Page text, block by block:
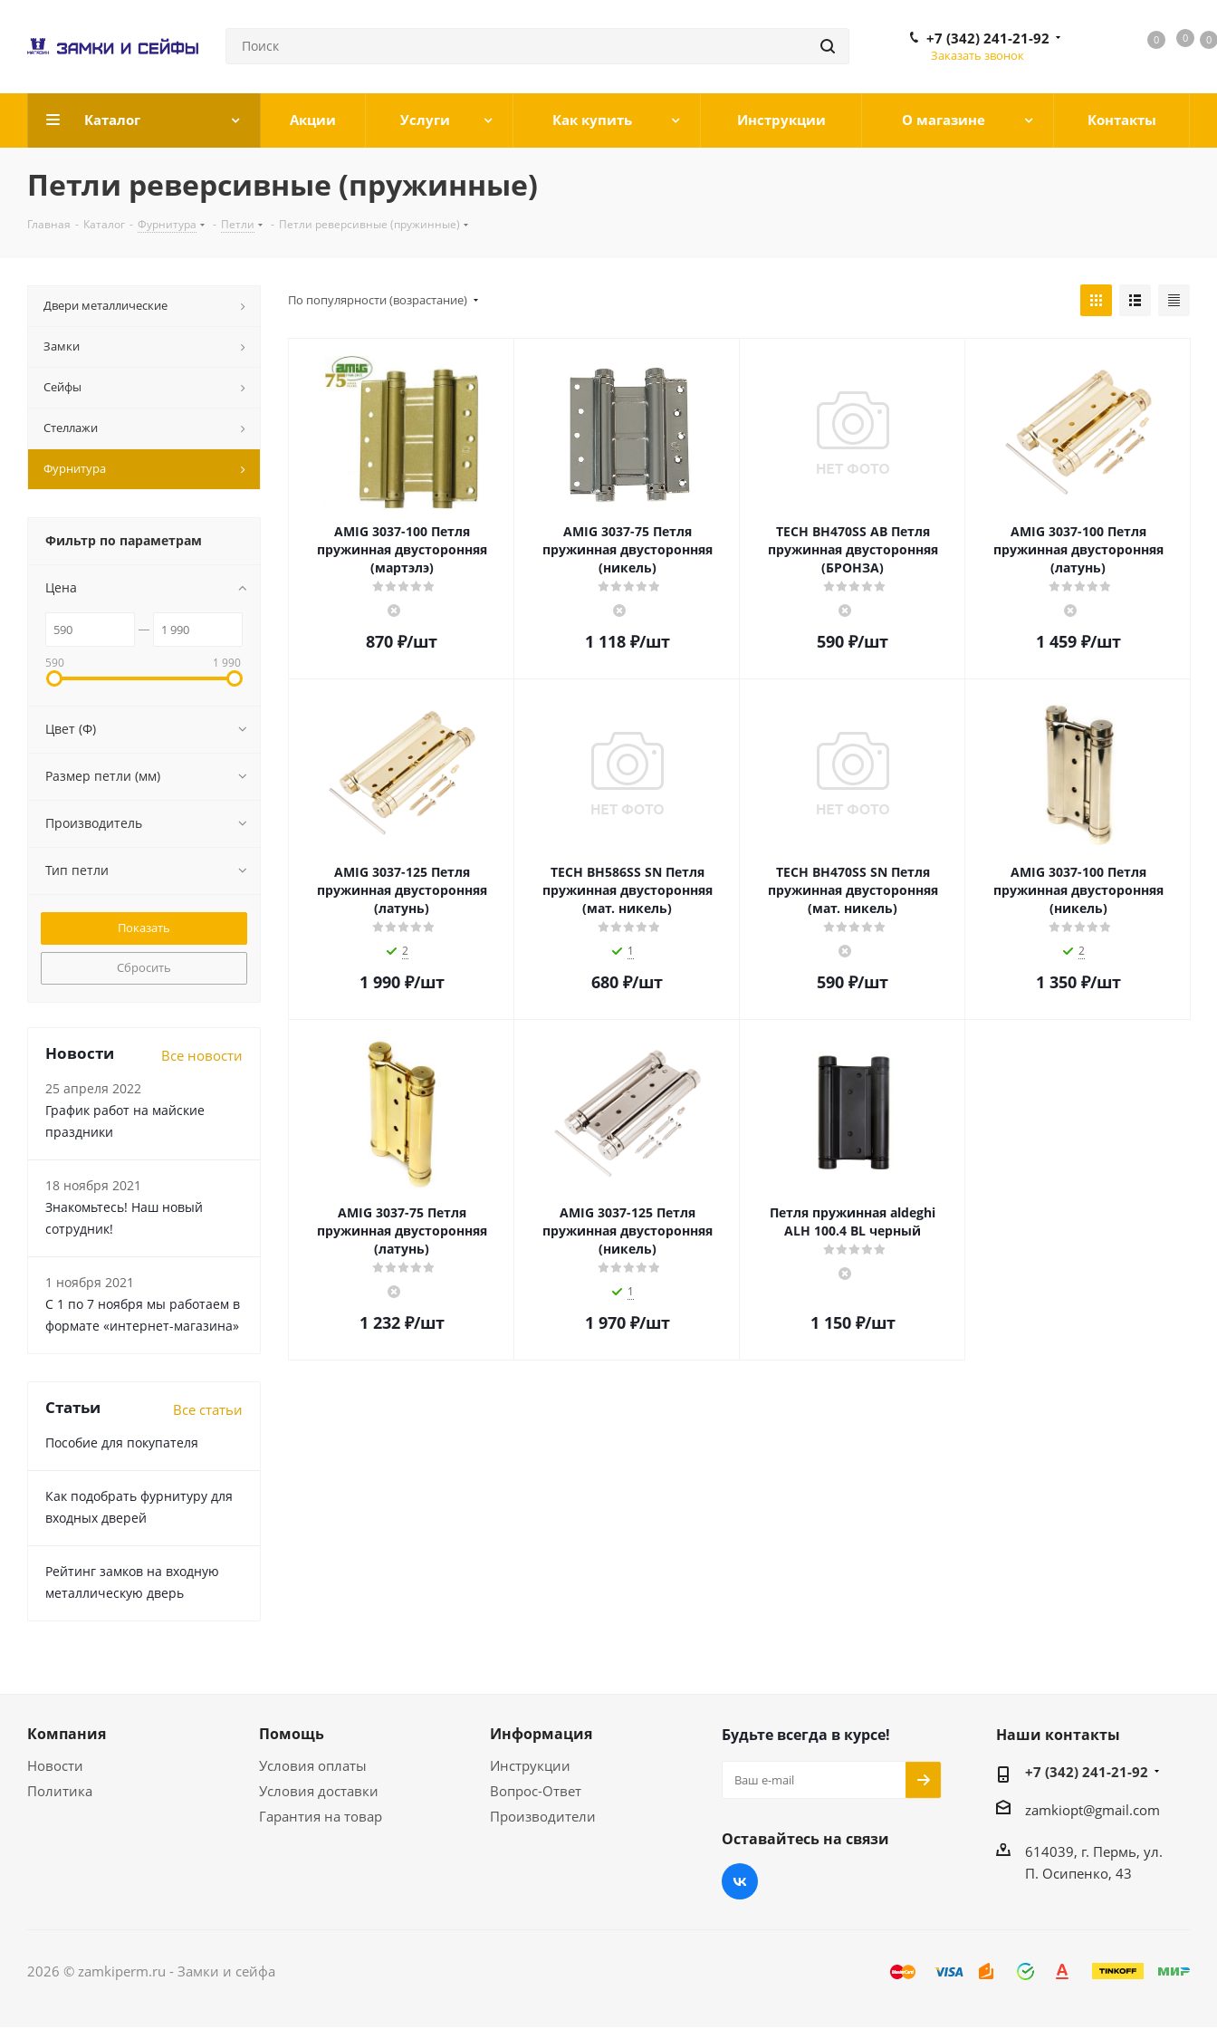
0 0 0
0
+7 (342) 241-21-92
Заказать звонок
Каталог Акции Услуги Как купить Инструкции О магазине Контакты
Петли реверсивные (пружинные)
Главная - Каталог - Фурнитура - Петли - Петли реверсивные (пружинные)
По популярности (возрастание)
AMIG 3037-100 Петля
пружинная двусторонняя
(мартэлэ)
870 ₽/шт
AMIG 3037-75 Петля
пружинная двусторонняя
(никель)
1 118₽/шт
TECH BH470SS AB Петля
пружинная двусторонняя
(БРОНЗА)
590 ₽/шт
AMIG 3037-100 Петля
пружинная двусторонняя
(латунь)
1 459₽/шт
AMIG 3037-125 Петля
пружинная двусторонняя
(латунь)
2
1 990₽/шт
TECH BH586SS SN Петля
пружинная двусторонняя
(мат. никель)
1
680 ₽/шт
TECH BH470SS SN Петля
пружинная двусторонняя
(мат. никель)
590 ₽/шт
AMIG 3037-100 Петля
пружинная двусторонняя
(никель)
2
1 350₽/шт
AMIG 3037-75 Петля
пружинная двусторонняя
(латунь)
1 232₽/шт
AMIG 3037-125 Петля
пружинная двусторонняя
(никель)
1
1 970₽/шт
Петля пружинная aldeghi
ALH 100.4 BL черный
1 150₽/шт
Двери металлические
Замки
Сейфы
Стеллажи
Фурнитура
Фильтр по параметрам
Цена
590 1 990
Цвет (Ф)
Размер петли (мм)
Производитель
Тип петли
Сбросить
Новости Все новости
25 апреля 2022
График работ на майские
праздники
18 ноября 2021
Знакомьтесь! Наш новый
сотрудник!
1 ноября 2021
С 1 по 7 ноября мы работаем в
формате «интернет-магазина»
Статьи Все статьи
Пособие для покупателя
Как подобрать фурнитуру для
входных дверей
Рейтинг замков на входную
металлическую дверь
Компания
Новости
Политика
Помощь
Условия оплаты
Условия доставки
Гарантия на товар
Информация
Инструкции
Вопрос-Ответ
Производители
Будьте всегда в курсе!
Оставайтесь на связи
Наши контакты
+7 (342) 241-21-92
zamkiopt@gmail.com
614039, г. Пермь, ул.
П. Осипенко, 43
2026 © zamkiperm.ru - Замки и сейфа